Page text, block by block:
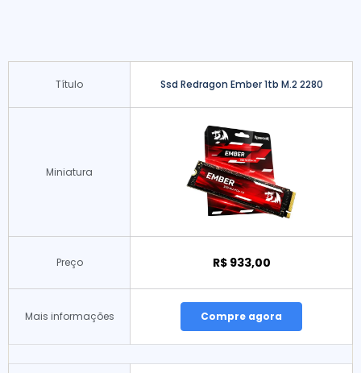
Título Ssd Redragon Ember 1tb M.2 2280
Miniatura
Preço R$ 933,00
Mais informações Compre agora